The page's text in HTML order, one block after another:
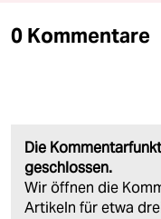
0 Kommentare
Die
geschlossen.
Wir öffnen die
Artikeln für etwa